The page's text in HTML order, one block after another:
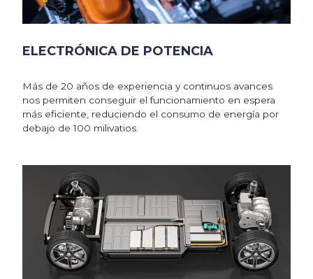
ELECTRÓNICA DE POTENCIA
Más de 20 años de experiencia y continuos avances
nos permiten conseguir el funcionamiento en espera
más eficiente, reduciendo el consumo de energía por
debajo de 100 milivatios.